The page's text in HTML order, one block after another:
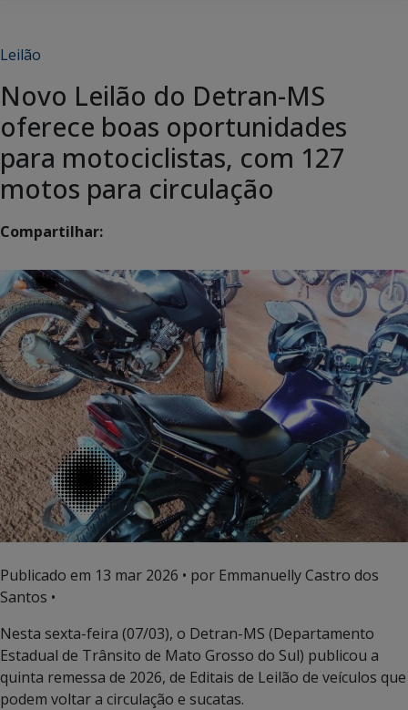
Leilão
Novo Leilão do Detran-MS
oferece boas oportunidades
para motociclistas, com 127
motos para circulação
Compartilhar:
Publicado em 13 mar 2026 • por Emmanuelly Castro dos
Santos •
Nesta sexta-feira (07/03), o Detran-MS (Departamento
Estadual de Trânsito de Mato Grosso do Sul) publicou a
quinta remessa de 2026, de Editais de Leilão de veículos que
podem voltar a circulação e sucatas.